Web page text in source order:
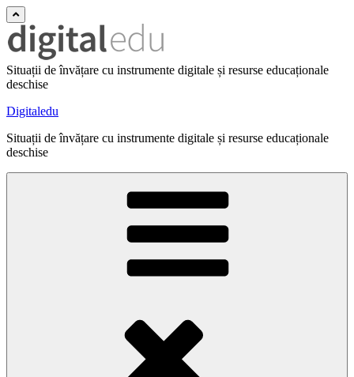
Situații de învățare cu instrumente digitale și resurse educaționale
deschise
Digitaledu
Situații de învățare cu instrumente digitale și resurse educaționale
deschise